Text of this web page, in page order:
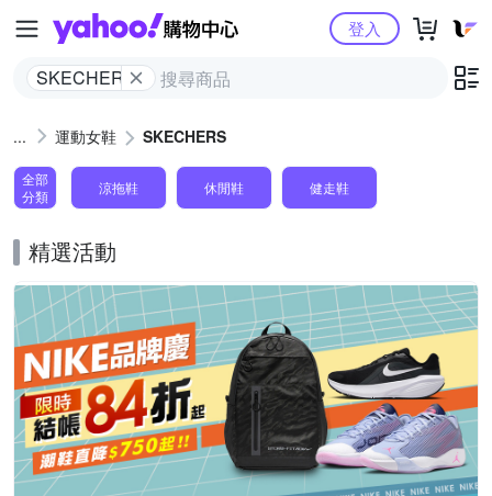
Yahoo購物中心
SKECHERS
登入
運動女鞋 SKECHERS
全部
分類
涼拖鞋 休閒鞋 健走鞋
精選活動